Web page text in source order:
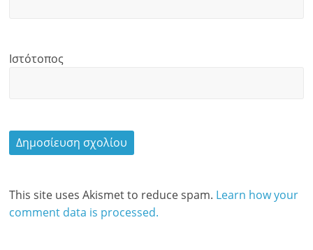
Ιστότοπος
This site uses Akismet to reduce spam. Learn how your
comment data is processed.